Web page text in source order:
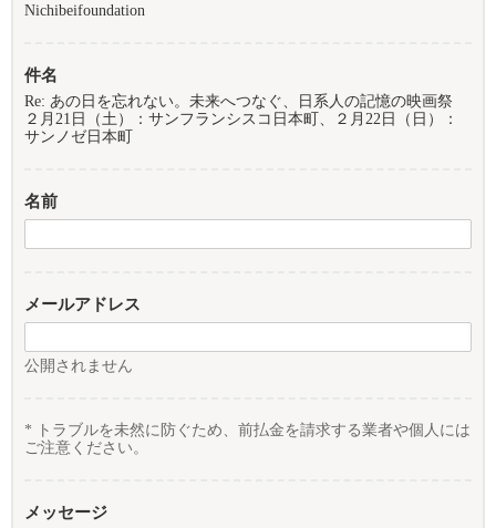
Nichibeifoundation
件名
Re: あの日を忘れない。未来へつなぐ、日系人の記憶の映画祭
２月21日（土）：サンフランシスコ日本町、２月22日（日）：
サンノゼ日本町
名前
メールアドレス
公開されません
* トラブルを未然に防ぐため、前払金を請求する業者や個人には
ご注意ください。
メッセージ